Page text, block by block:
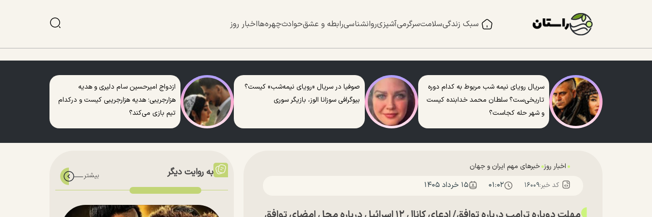
سبک زندگیسلامتسرگرمیآشپزیروانشناسیرابطه و عشقحوادثچهره‌هااخبار روز
سریال رویای نیمه شب مربوط به کدام دوره
تاریخی‌ست؟ سلطان محمد خدابنده کیست
و شهر حله کجاست؟
صوفیا در سریال «رویای نیمه‌شب» کیست؟
بیوگرافی سوزانا الوز، بازیگر سوری
ازدواج امیرحسین سام دلیری و هدیه
هزارجریبی؛ هدیه هزارجریبی کیست و درکدام
تیم بازی می‌کند؟
اخبار روز خبرهای مهم ایران و جهان
کد خبر:۱۶۰۰۹ ۰۱:۰۲ ۱۵ خرداد ۱۴۰۵
به روایت دیگر